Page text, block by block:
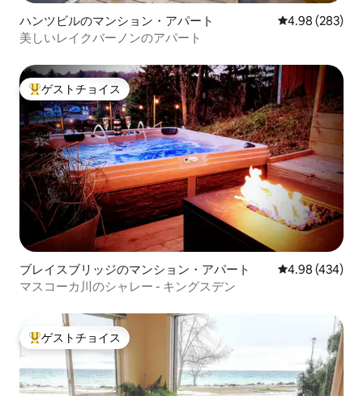
ハンツビルのマンション・アパート レビュー283
4.98 (283)
美しいレイクバーノンのアパート
大好評のゲストチョイスです。
ゲストチョイス
ブレイスブリッジのマンション・アパート レビュー434
4.98 (434)
マスコーカ川のシャレー - キングスデン
大好評のゲストチョイスです。
ゲストチョイス